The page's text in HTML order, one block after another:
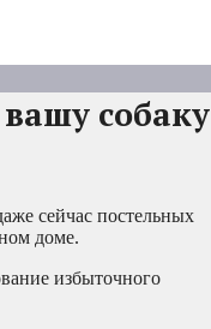
собаку
сейчас постельных
доме.
избыточного